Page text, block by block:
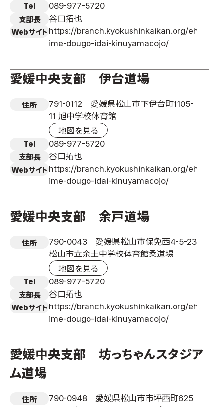
Tel 089-977-5720
支部長 谷口拓也
Webサイト https://branch.kyokushinkaikan.org/eh
ime-dougo-idai-kinuyamadojo/
愛媛中央支部 伊台道場
住所
791-0112 愛媛県松山市下伊台町1105-
11 旭中学校体育館
地図を見る
Tel 089-977-5720
支部長 谷口拓也
Webサイト https://branch.kyokushinkaikan.org/eh
ime-dougo-idai-kinuyamadojo/
愛媛中央支部 余戸道場
住所
790-0043 愛媛県松山市保免西4-5-23
松山市立余土中学校体育館柔道場
地図を見る
Tel 089-977-5720
支部長 谷口拓也
Webサイト https://branch.kyokushinkaikan.org/eh
ime-dougo-idai-kinuyamadojo/
愛媛中央支部 坊っちゃんスタジア
ム道場
住所
790-0948 愛媛県松山市市坪西町625